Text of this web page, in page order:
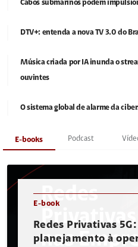
Cabos submarinos podem
DTV+: entenda a nova TV 3.0 do
Música criada por IA inunda o
ouvintes
O sistema global de alarme da
E-books Podcast
E-book
Redes Privativas
planejamento à